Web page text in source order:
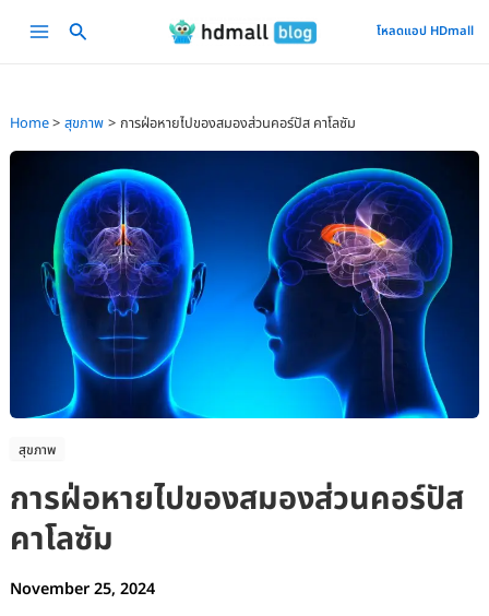
Main
โหลดแอป HDmall
Home สุขภาพ การฝ่อหายไปของสมองส่วนคอร์ปัส คาโลซัม
สุขภาพ
การฝ่อหายไปของสมองส่วนคอร์ปัส
คาโลซัม
November 25, 2024